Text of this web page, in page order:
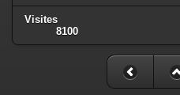
Visites
8100